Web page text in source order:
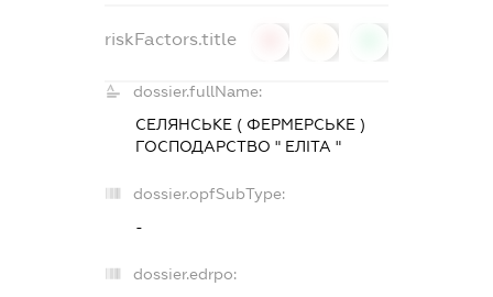
riskFactors.title
dossier.fullName:
СЕЛЯНСЬКЕ ( ФЕРМЕРСЬКЕ )
ГОСПОДАРСТВО " ЕЛІТА "
dossier.opfSubType:
-
dossier.edrpo: